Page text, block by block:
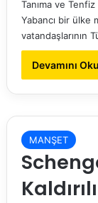
Tanıma ve
Yabancı bir ülke
vatandaşlarının
Devamını
MANŞET